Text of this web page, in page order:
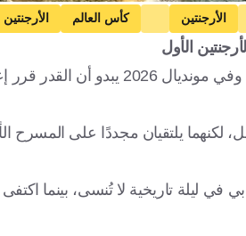
الأرجنتين كأس العالم الأرجنتين
الأول
في كل كأس عالم تظهر قصة تسرق الأضواء
لكنهما يلتقيان مجددًا على المسرح
في ليلة تاريخية لا تُنسى، بينما